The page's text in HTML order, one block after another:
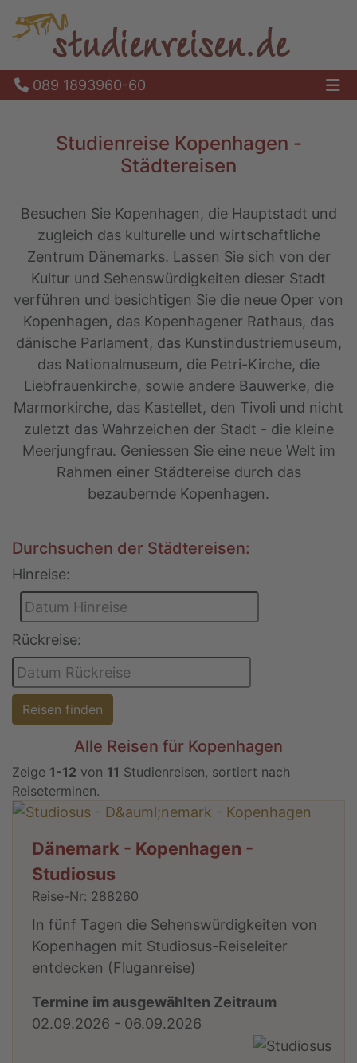
089 1893960-60
Studienreise Kopenhagen -
Städtereisen
Besuchen Sie Kopenhagen, die Hauptstadt und
zugleich das kulturelle und wirtschaftliche
Zentrum Dänemarks. Lassen Sie sich von der
Kultur und Sehenswürdigkeiten dieser Stadt
verführen und besichtigen Sie die neue Oper von
Kopenhagen, das Kopenhagener Rathaus, das
dänische Parlament, das Kunstindustriemuseum,
das Nationalmuseum, die Petri-Kirche, die
Liebfrauenkirche, sowie andere Bauwerke, die
Marmorkirche, das Kastellet, den Tivoli und nicht
zuletzt das Wahrzeichen der Stadt - die kleine
Meerjungfrau. Geniessen Sie eine neue Welt im
Rahmen einer Städtereise durch das
bezaubernde Kopenhagen.
Durchsuchen der Städtereisen:
Hinreise:
Rückreise:
Reisen finden
Alle Reisen für Kopenhagen
Zeige 1-12 von 11 Studienreisen, sortiert nach
Reiseterminen.
Dänemark - Kopenhagen -
Studiosus
Reise-Nr: 288260
In fünf Tagen die Sehenswürdigkeiten von
Kopenhagen mit Studiosus-Reiseleiter
entdecken (Fluganreise)
Termine im ausgewählten Zeitraum
02.09.2026 - 06.09.2026